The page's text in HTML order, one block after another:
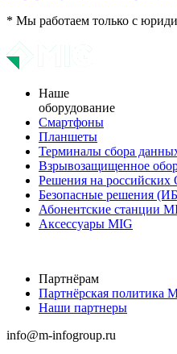
* Мы работаем только с
Наше
оборудование
Смартфоны
Планшеты
Терминалы сбора
Взрывозащищенное
Решения на российских
Безопасные решения
Абонентские станции
Аксессуары MIG
Партнёрам
Партнёрская политика
Наши партнеры
info@m-infogroup.ru